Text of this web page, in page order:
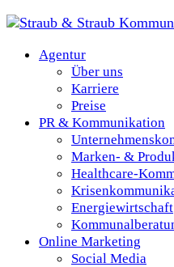
Agentur
Über uns
Karriere
Preise
PR & Kommunikation
Marken- &
Healthcare-
Energiewirtschaft
Online Marketing
Social Media